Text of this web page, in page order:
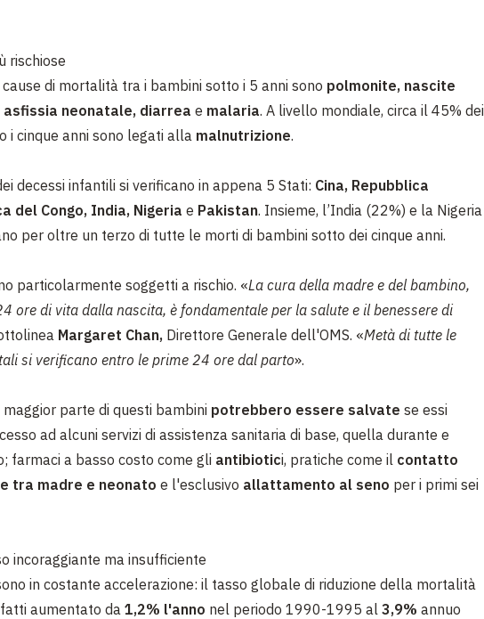
rischiose
di mortalità tra i bambini sotto i 5 anni sono polmonite, nascite
neonatale, diarrea e malaria. A livello mondiale, circa il 45% dei
i cinque anni sono legati alla malnutrizione.
decessi infantili si verificano in appena 5 Stati: Cina, Repubblica
del Congo, India, Nigeria e Pakistan. Insieme, l’India (22%) e la Nigeria
per oltre un terzo di tutte le morti di bambini sotto dei cinque anni.
particolarmente soggetti a rischio. «La cura della madre e del bambino,
ore di vita dalla nascita, è fondamentale per la salute e il benessere di
Margaret Chan, Direttore Generale dell'OMS. «Metà di tutte le
si verificano entro le prime 24 ore dal parto».
parte di questi bambini potrebbero essere salvate se essi
ad alcuni servizi di assistenza sanitaria di base, quella durante e
farmaci a basso costo come gli antibiotici, pratiche come il contatto
tra madre e neonato e l'esclusivo allattamento al seno per i primi sei
incoraggiante ma insufficiente
in costante accelerazione: il tasso globale di riduzione della mortalità
aumentato da 1,2% l'anno nel periodo 1990-1995 al 3,9% annuo